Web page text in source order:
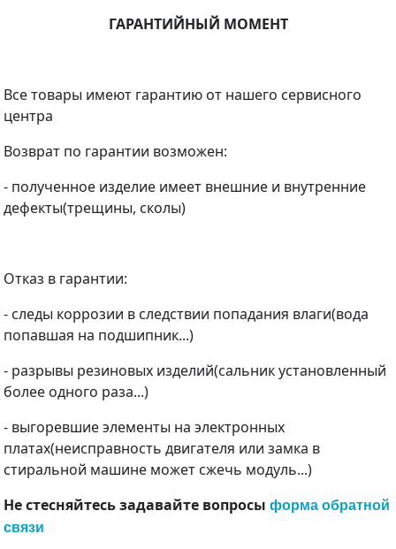
ГАРАНТИЙНЫЙ МОМЕНТ
Все товары имеют гарантию от нашего сервисного
центра
Возврат по гарантии возможен:
- полученное изделие имеет внешние и внутренние
дефекты(трещины, сколы)
Отказ в гарантии:
- следы коррозии в следствии попадания влаги(вода
попавшая на подшипник...)
- разрывы резиновых изделий(сальник установленный
более одного раза...)
- выгоревшие элементы на электронных
платах(неисправность двигателя или замка в
стиральной машине может сжечь модуль...)
Не стесняйтесь задавайте вопросы форма обратной
связи